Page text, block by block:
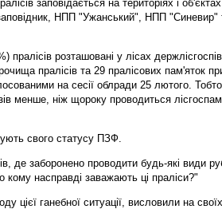
заповідається на територіях і
НПП "Ужанський", НПП
пралісів розташовані у лісах
пралісів та 29 пралісових пам'яток
на сесії облради 25 лютого.
менше, ніж щороку проводиться
свого статусу ПЗФ.
де заборонено проводити будь-які види
кому насправді заважають ці праліси?"
цієї ганебної ситуації, висловили на